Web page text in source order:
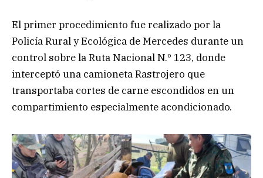
El primer procedimiento fue realizado por la
Policía Rural y Ecológica de Mercedes durante un
control sobre la Ruta Nacional N.º 123, donde
interceptó una camioneta Rastrojero que
transportaba cortes de carne escondidos en un
compartimiento especialmente acondicionado.